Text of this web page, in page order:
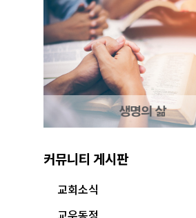
커뮤니티 게시판
교회소식
교우동정